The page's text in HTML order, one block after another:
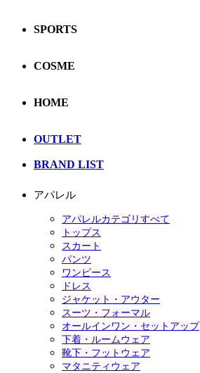
SPORTS
COSME
HOME
OUTLET
BRAND LIST
アパレル
アパレルカテゴリすべて
トップス
スカート
パンツ
ワンピース
ドレス
ジャケット・アウター
スーツ・フォーマル
オールインワン・セットアップ
下着・ルームウェア
靴下・フットウェア
マタニティウェア